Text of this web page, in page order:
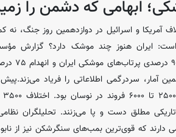
ابهامی که دشمن را
آمریکا و اسرائیل در دوازدهمین روز جنگ، نه
ایران هنوز چند موشک دارد؟ گزارش
(جینسا)
آمار، سردرگمی اطلاعاتی را فریاد
مطلق دست و پا می‌زنند. تحلیلگران
دارند که قوی‌ترین بمب‌های سنگرشکن نیز از